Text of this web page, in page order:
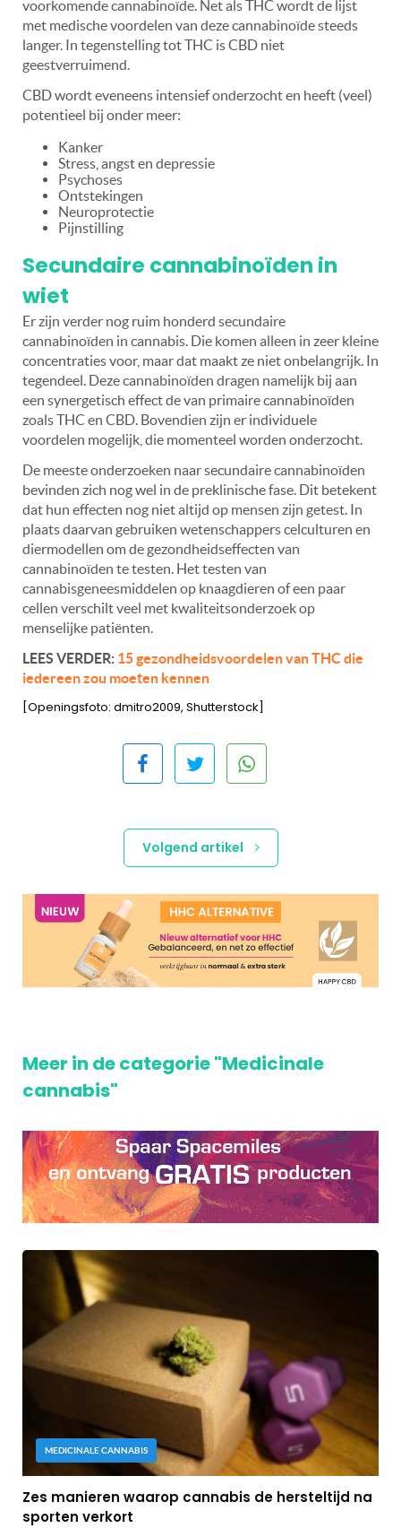
voorkomende cannabinoïde. Net als THC wordt de lijst
met medische voordelen van deze cannabinoïde steeds
langer. In tegenstelling tot THC is CBD niet
geestverruimend.
CBD wordt eveneens intensief onderzocht en heeft (veel)
potentieel bij onder meer:
Kanker
Stress, angst en depressie
Psychoses
Ontstekingen
Neuroprotectie
Pijnstilling
Secundaire cannabinoïden in
wiet
Er zijn verder nog ruim honderd secundaire
cannabinoïden in cannabis. Die komen alleen in zeer kleine
concentraties voor, maar dat maakt ze niet onbelangrijk. In
tegendeel. Deze cannabinoïden dragen namelijk bij aan
een synergetisch effect de van primaire cannabinoïden
zoals THC en CBD. Bovendien zijn er individuele
voordelen mogelijk, die momenteel worden onderzocht.
De meeste onderzoeken naar secundaire cannabinoïden
bevinden zich nog wel in de preklinische fase. Dit betekent
dat hun effecten nog niet altijd op mensen zijn getest. In
plaats daarvan gebruiken wetenschappers celculturen en
diermodellen om de gezondheidseffecten van
cannabinoïden te testen. Het testen van
cannabisgeneesmiddelen op knaagdieren of een paar
cellen verschilt veel met kwaliteitsonderzoek op
menselijke patiënten.
LEES VERDER: 15 gezondheidsvoordelen van THC die
iedereen zou moeten kennen
[Openingsfoto: dmitro2009, Shutterstock]
Volgend artikel
Meer in de categorie "Medicinale
cannabis"
MEDICINALE CANNABIS
Zes manieren waarop cannabis de hersteltijd na
sporten verkort